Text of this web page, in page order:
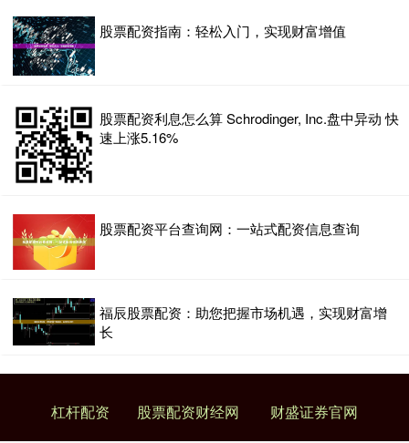
股票配资指南：轻松入门，实现财富增值
股票配资利息怎么算 Schrodinger, Inc.盘中异动 快
速上涨5.16%
股票配资平台查询网：一站式配资信息查询
福辰股票配资：助您把握市场机遇，实现财富增
长
杠杆配资 股票配资财经网 财盛证券官网